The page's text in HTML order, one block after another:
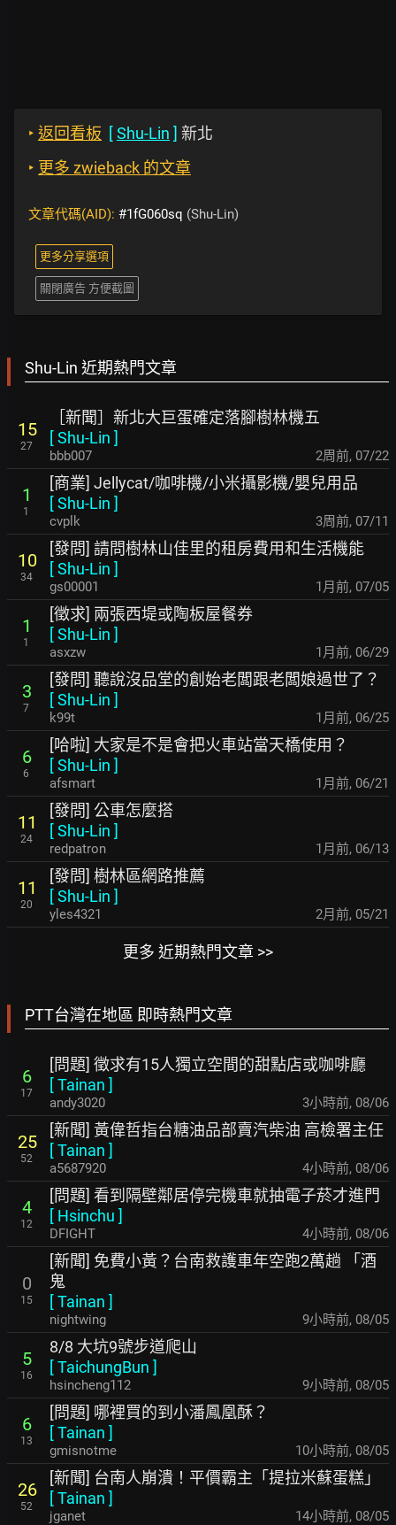
‣ 返回看板 [Shu-Lin ] 新北
‣ 更多 zwieback 的文章
文章代碼(AID): #1fG060sq (Shu-Lin)
更多分享選項
關閉廣告 方便截圖
Shu-Lin 近期熱門文章
15
27
［新聞］新北大巨蛋確定落腳樹林機五
[Shu-Lin ]
bbb007 2周前, 07/22
1
1
[商業] Jellycat/咖啡機/小米攝影機/嬰兒用品
[Shu-Lin ]
cvplk 3周前, 07/11
10
34
[發問] 請問樹林山佳里的租房費用和生活機能
[Shu-Lin ]
gs00001 1月前, 07/05
1
1
[徵求] 兩張西堤或陶板屋餐券
[Shu-Lin ]
asxzw 1月前, 06/29
3
7
[發問] 聽說沒品堂的創始老闆跟老闆娘過世了？
[Shu-Lin ]
k99t 1月前, 06/25
6
6
[哈啦] 大家是不是會把火車站當天橋使用？
[Shu-Lin ]
afsmart 1月前, 06/21
11
24
[發問] 公車怎麼搭
[Shu-Lin ]
redpatron 1月前, 06/13
11
20
[發問] 樹林區網路推薦
[Shu-Lin ]
yles4321 2月前, 05/21
更多 近期熱門文章 >>
PTT台灣在地區 即時熱門文章
6
17
[問題] 徵求有15人獨立空間的甜點店或咖啡廳
[Tainan ]
andy3020 3小時前, 08/06
25
52
[新聞] 黃偉哲指台糖油品部賣汽柴油 高檢署主任
[Tainan ]
a5687920 4小時前, 08/06
4
12
[問題] 看到隔壁鄰居停完機車就抽電子菸才進門
[ Hsinchu ]
DFIGHT 4小時前, 08/06
0
15
[新聞] 免費小黃？台南救護車年空跑2萬趟 「酒
鬼
[Tainan ]
nightwing 9小時前, 08/05
5
16
8/8 大坑9號步道爬山
[TaichungBun ]
hsincheng112 9小時前, 08/05
6
13
[問題] 哪裡買的到小潘鳳凰酥？
[Tainan ]
gmisnotme 10小時前, 08/05
26
52
[新聞] 台南人崩潰！平價霸主「提拉米蘇蛋糕」
[Tainan ]
jganet 14小時前, 08/05